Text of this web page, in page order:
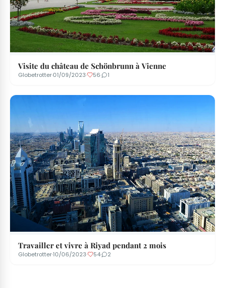
Visite du château de Schönbrunn à Vienne
Globetrotter·01/09/2023· 56· 1
Travailler et vivre à Riyad pendant 2 mois
Globetrotter·10/06/2023· 54· 2